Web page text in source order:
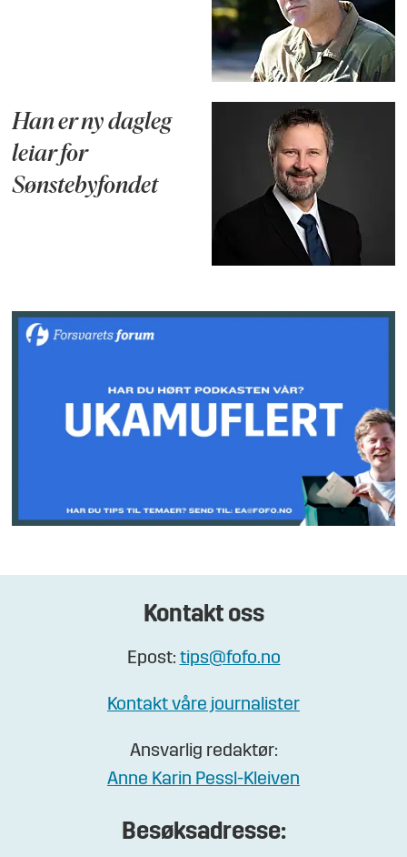
Han er ny dagleg
leiar for
Sønstebyfondet
Kontakt oss
Epost: tips@fofo.no
Kontakt våre journalister
Ansvarlig redaktør:
Anne Karin Pessl-Kleiven
Besøksadresse: